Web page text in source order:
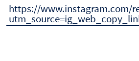
https://www.instagram.com/